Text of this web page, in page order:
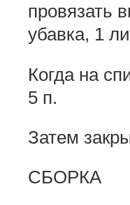
провязать
убавка, 1
Когда на
5 п.
Затем
СБОРКА